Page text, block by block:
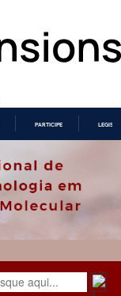
PARTICIPE